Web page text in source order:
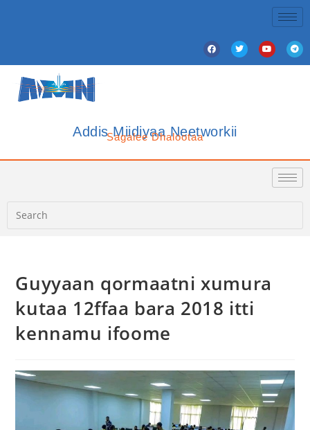
Addis Miidiyaa Neetworkii
Sagalee Dhalootaa
Guyyaan qormaatni xumura
kutaa 12ffaa bara 2018 itti
kennamu ifoome